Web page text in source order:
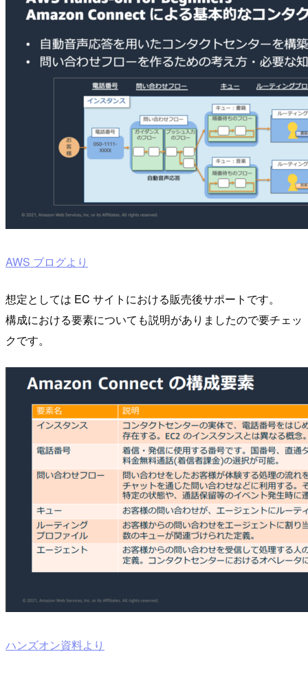
AWS ブログより
想定としては EC サイトにおける販売後サポートです。
構成における要素についても説明がありましたので要チェッ
クです。
ハンズオン資料より